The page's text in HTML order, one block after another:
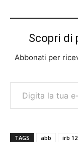
Scopri di
Abbonati per
Digita la tua e-mail...
TAGS abb irb